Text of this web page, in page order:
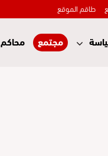
طاقم الموقع
مجتمع محاكم